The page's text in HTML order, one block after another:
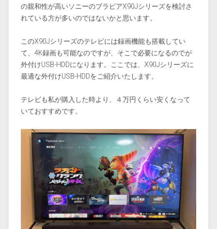
の親和性が高いソニーのブラビアX90Jシリーズを検討さ
れている方が多いのではないかと思います。
このX90Jシリーズのテレビには録画機能も搭載してい
て、4K録画も可能なのですが、そこで必要になるのでが
外付けUSB-HDDになります。ここでは、X90Jシリーズに
最適な外付けUSB-HDDをご紹介いたします。
テレビも私が購入した時より、４万円くらい安くなって
いておすすめです。